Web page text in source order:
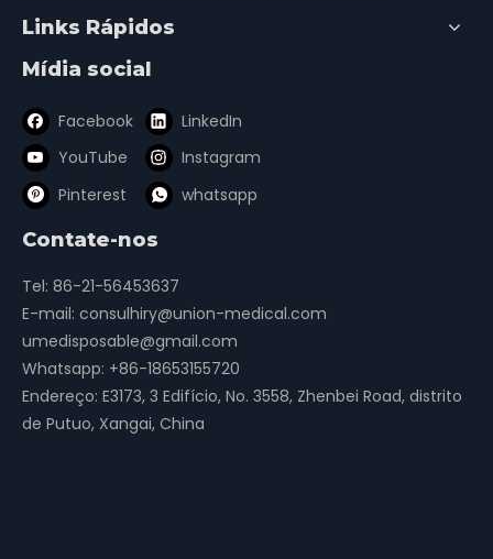
Links Rápidos
Mídia social
Facebook
LinkedIn
YouTube
Instagram
Pinterest
whatsapp
Contate-nos
Tel: 86-21-56453637
E-mail: consulhiry@union-medical.com
umedisposable@gmail.com
Whatsapp: +86-18653155720
Endereço: E3173, 3 Edifício, No. 3558, Zhenbei Road, distrito
de Putuo, Xangai, China